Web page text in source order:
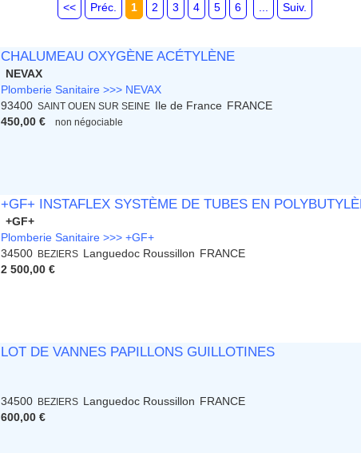
<< Préc. 1 2 3 4 5 6 ... Suiv.
CHALUMEAU OXYGÈNE ACÉTYLÈNE
NEVAX
Plomberie Sanitaire >>> NEVAX
93400 SAINT OUEN SUR SEINE Ile de France FRANCE
450,00 €
non négociable
+GF+ INSTAFLEX SYSTÈME DE TUBES EN
+GF+
Plomberie Sanitaire >>> +GF+
34500
BEZIERS Languedoc Roussillon FRANCE
2 500,00 €
LOT DE VANNES PAPILLONS GUILLOTINES
34500 BEZIERS Languedoc Roussillon FRANCE
600,00 €